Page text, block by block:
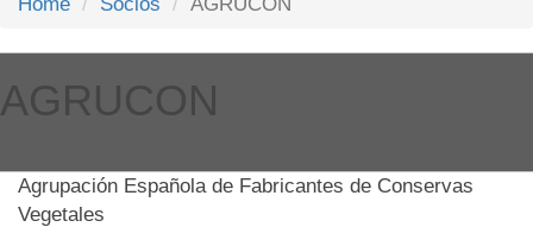
AGRUCON
Agrupación Española de Fabricantes de Conservas
Vegetales